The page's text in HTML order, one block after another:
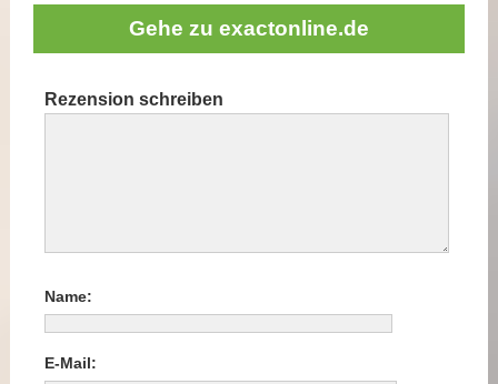
Gehe zu exactonline.de
Rezension schreiben
Name:
E-Mail: